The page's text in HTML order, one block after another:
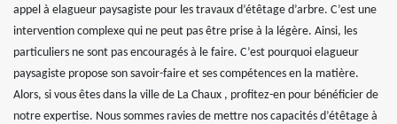
appel à elagueur paysagiste pour les travaux d’étêtage d’arbre. C’est une
intervention complexe qui ne peut pas être prise à la légère. Ainsi, les
particuliers ne sont pas encouragés à le faire. C’est pourquoi elagueur
paysagiste propose son savoir-faire et ses compétences en la matière.
Alors, si vous êtes dans la ville de La Chaux , profitez-en pour bénéficier de
notre expertise. Nous sommes ravies de mettre nos capacités d’étêtage à